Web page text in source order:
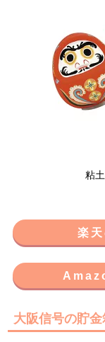
粘
楽
大阪信号の貯金